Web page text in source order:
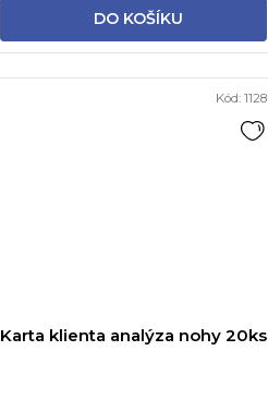
DO KOŠÍKU
Karta klienta analýza nohy 20ks
Kód: 1128